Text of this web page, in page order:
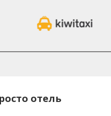
отель